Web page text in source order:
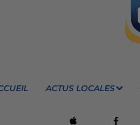
ACTUS LOCALES